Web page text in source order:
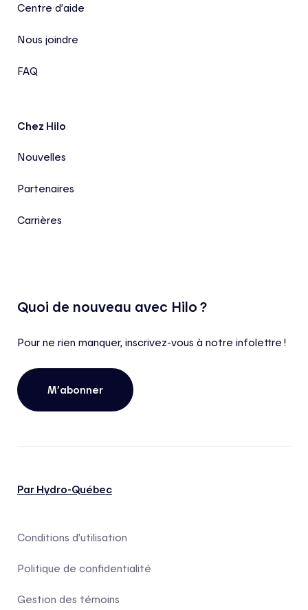
Centre d’aide
Nous joindre
FAQ
Chez Hilo
Nouvelles
Partenaires
Carrières
Quoi de nouveau avec Hilo ?
Pour ne rien manquer, inscrivez-vous à notre infolettre !
M’abonner
Par Hydro-Québec
Conditions d’utilisation
Politique de confidentialité
Gestion des témoins